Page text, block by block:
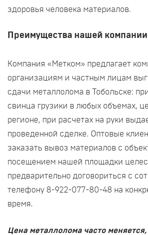
здоровья человека материалов.
Преимущества нашей компании
Компания «Метком» предлагает
организациям и частным лицам
сдачи металлолома в Тобольске:
свинца грузики в любых объемах,
регионе, при расчетах на руки
проведенной сделке. Оптовые
заказать вывоз материалов с
посещением нашей площадки
предварительно договориться с
телефону 8-922-077-80-48 на
время.
Цена металлолома часто меняется,